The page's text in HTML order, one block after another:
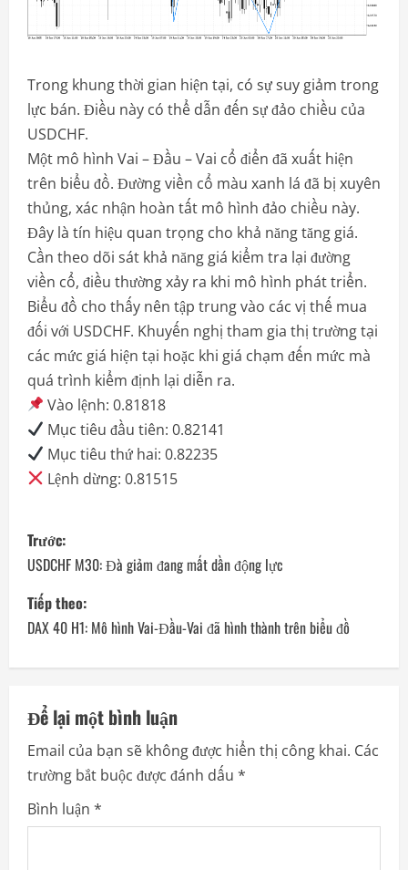
Trong khung thời gian hiện tại, có sự suy giảm trong
lực bán. Điều này có thể dẫn đến sự đảo chiều của
USDCHF.
Một mô hình Vai – Đầu – Vai cổ điển đã xuất hiện
trên biểu đồ. Đường viền cổ màu xanh lá đã bị xuyên
thủng, xác nhận hoàn tất mô hình đảo chiều này.
Đây là tín hiệu quan trọng cho khả năng tăng giá.
Cần theo dõi sát khả năng giá kiểm tra lại đường
viền cổ, điều thường xảy ra khi mô hình phát triển.
Biểu đồ cho thấy nên tập trung vào các vị thế mua
đối với USDCHF. Khuyến nghị tham gia thị trường tại
các mức giá hiện tại hoặc khi giá chạm đến mức mà
quá trình kiểm định lại diễn ra.
Vào lệnh: 0.81818
Mục tiêu đầu tiên: 0.82141
Mục tiêu thứ hai: 0.82235
Lệnh dừng: 0.81515
P
o
s
t
a
v
i
g
Trước:
USDCHF M30: Đà giảm đang mất dần động lực
Tiếp theo:
DAX 40 H1: Mô hình Vai-Đầu-Vai đã hình thành trên biểu đồ
Để lại một bình luận
Email của bạn sẽ không được hiển thị công khai. Các
trường bắt buộc được đánh dấu *
Bình luận *